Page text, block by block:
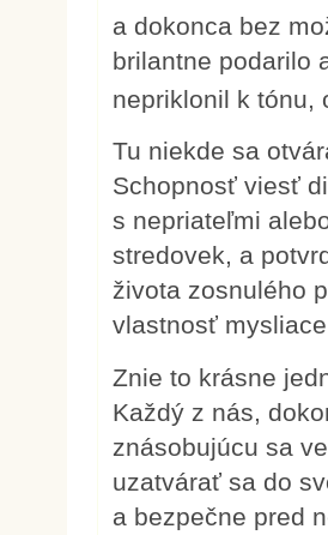
a dokonca bez
brilantne podarilo
nepriklonil k tónu,
Tu niekde sa
Schopnosť viesť
s nepriateľmi
stredovek, a
života zosnulého
vlastnosť
Znie to krásne
Každý z nás,
znásobujúcu sa
uzatvárať sa do
a bezpečne pred